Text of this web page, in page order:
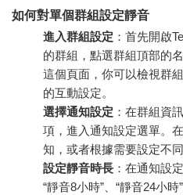
如何對單個群組設定靜音
進入群組設定 ：首先開啟
的群組，點選群組頂部的
這個頁面，你可以檢視群
的互動設定。
選擇通知設定 ：在群組資
項，進入通知設定選單。
知，或者根據需要設定不同
設定靜音時長 ：在通知設
“靜音8小時”、“靜音24小